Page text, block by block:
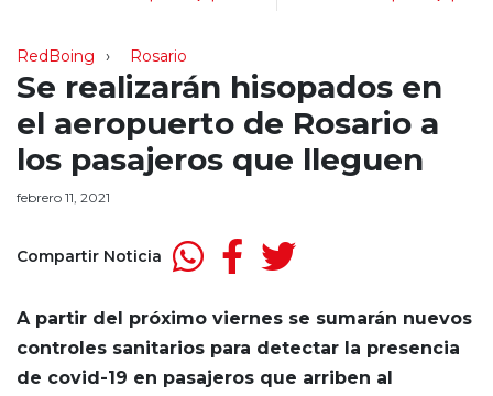
RedBoing Rosario
Se realizarán hisopados en
el aeropuerto de Rosario a
los pasajeros que lleguen
febrero 11, 2021
Compartir Noticia
A partir del próximo viernes se sumarán nuevos
controles sanitarios para detectar la presencia
de covid-19 en pasajeros que arriben al